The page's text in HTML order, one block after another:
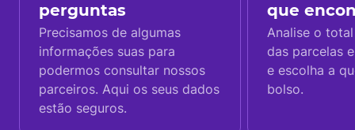
perguntas
Precisamos de algumas
informações suas para
podermos consultar nossos
parceiros. Aqui os seus dados
estão seguros.
que
Analise o
das parcelas
e escolha a
bolso.